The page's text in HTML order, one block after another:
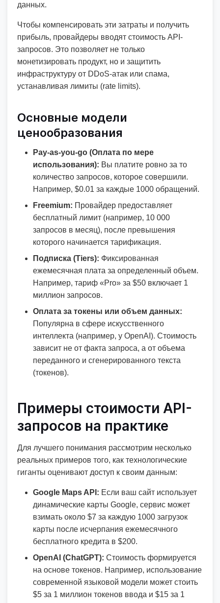
данных.
Чтобы компенсировать эти затраты и получить
прибыль, провайдеры вводят стоимость API-
запросов. Это позволяет не только
монетизировать продукт, но и защитить
инфраструктуру от DDoS-атак или спама,
устанавливая лимиты (rate limits).
Основные модели
ценообразования
Pay-as-you-go (Оплата по мере
использования): Вы платите ровно за то
количество запросов, которое совершили.
Например, $0.01 за каждые 1000 обращений.
Freemium: Провайдер предоставляет
бесплатный лимит (например, 10 000
запросов в месяц), после превышения
которого начинается тарификация.
Подписка (Tiers): Фиксированная
ежемесячная плата за определенный объем.
Например, тариф «Pro» за $50 включает 1
миллион запросов.
Оплата за токены или объем данных:
Популярна в сфере искусственного
интеллекта (например, у OpenAI). Стоимость
зависит не от факта запроса, а от объема
переданного и сгенерированного текста
(токенов).
Примеры стоимости API-
запросов на практике
Для лучшего понимания рассмотрим несколько
реальных примеров того, как технологические
гиганты оценивают доступ к своим данным:
Google Maps API: Если ваш сайт использует
динамические карты Google, сервис может
взимать около $7 за каждую 1000 загрузок
карты после исчерпания ежемесячного
бесплатного кредита в $200.
OpenAI (ChatGPT): Стоимость формируется
на основе токенов. Например, использование
современной языковой модели может стоить
$5 за 1 миллион токенов ввода и $15 за 1